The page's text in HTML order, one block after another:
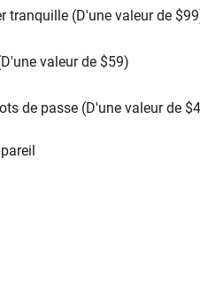
tranquille (D'une valeur de $99
valeur de $59)
de passe (D'une valeur de $